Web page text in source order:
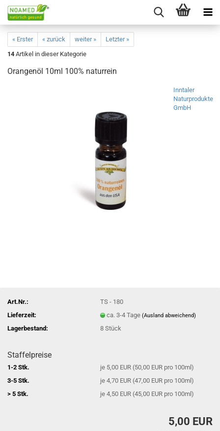
« Erster « zurück weiter »
Letzter »
14 Artikel in dieser Kategorie
Orangenöl 10ml 100% naturrein
Inntaler
Naturprodukte
GmbH
Art.Nr.:
TS - 180
Lieferzeit:
ca. 3-4 Tage(Ausland abweichend)
Lagerbestand: 8Stück
Staffelpreise
1-2 Stk.
je 5,00 EUR (50,00 EUR pro 100ml)
3-5 Stk.
je 4,70 EUR (47,00 EUR pro 100ml)
> 5 Stk.
je 4,50 EUR (45,00 EUR pro 100ml)
5,00 EUR